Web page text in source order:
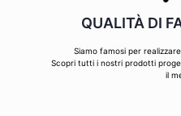
QUALITÀ DI
Siamo famosi per
Scopri tutti i nostri prodotti
il